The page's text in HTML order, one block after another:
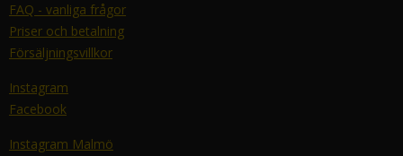
FAQ - vanliga frågor
Priser och betalning
Försäljningsvillkor
Instagram
Facebook
Instagram Malmö